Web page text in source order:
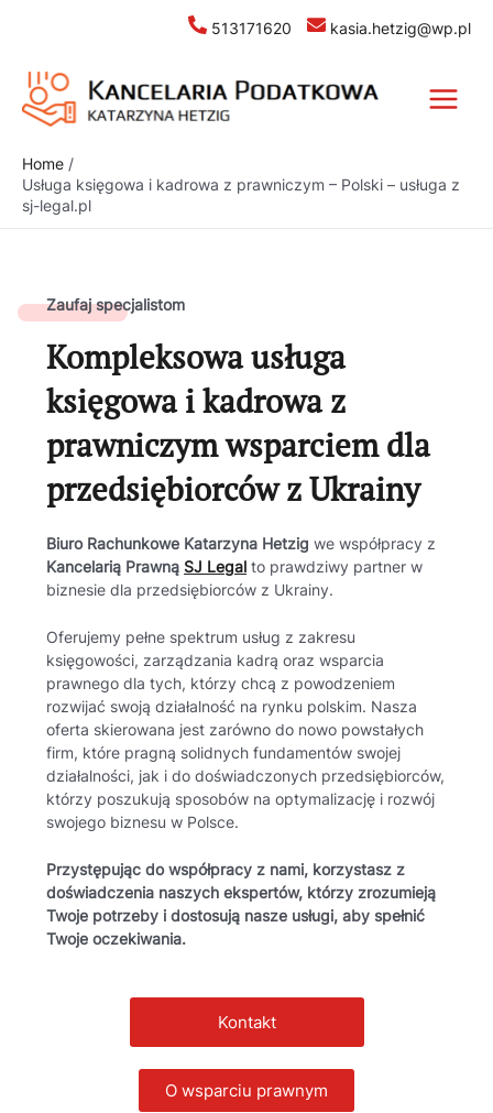
513171620 kasia.hetzig@wp.pl
Home
Usługa księgowa i kadrowa z prawniczym – Polski – usługa z
sj-legal.pl
Zaufaj specjalistom
Kompleksowa usługa
księgowa i kadrowa z
prawniczym wsparciem dla
przedsiębiorców z Ukrainy
Biuro Rachunkowe Katarzyna Hetzig we współpracy z
Kancelarią Prawną SJ Legal to prawdziwy partner w
biznesie dla przedsiębiorców z Ukrainy.
Oferujemy pełne spektrum usług z zakresu
księgowości, zarządzania kadrą oraz wsparcia
prawnego dla tych, którzy chcą z powodzeniem
rozwijać swoją działalność na rynku polskim. Nasza
oferta skierowana jest zarówno do nowo powstałych
firm, które pragną solidnych fundamentów swojej
działalności, jak i do doświadczonych przedsiębiorców,
którzy poszukują sposobów na optymalizację i rozwój
swojego biznesu w Polsce.
Przystępując do współpracy z nami, korzystasz z
doświadczenia naszych ekspertów, którzy zrozumieją
Twoje potrzeby i dostosują nasze usługi, aby spełnić
Twoje oczekiwania.
Kontakt
O wsparciu prawnym